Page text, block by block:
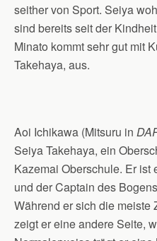
seither von Sport. Seiya
sind bereits seit der
Minato kommt sehr gut mit
Takehaya, aus.
Aoi Ichikawa (Mitsuru in
Seiya Takehaya, ein
Kazemai Oberschule. Er ist
und der Captain des
Während er sich die meiste
zeigt er eine andere Seite,